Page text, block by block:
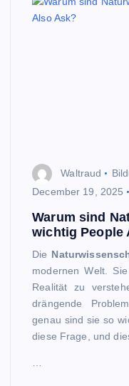
Waltraud
December 19, 2025
Warum sind
wichtig People
Die
modernen Welt.
Realität zu
drängende
genau sind sie so
diese Frage, und
…